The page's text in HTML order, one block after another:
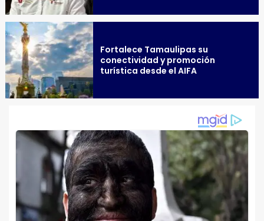
Fortalece Tamaulipas su
conectividad y promoción
turística desde el AIFA